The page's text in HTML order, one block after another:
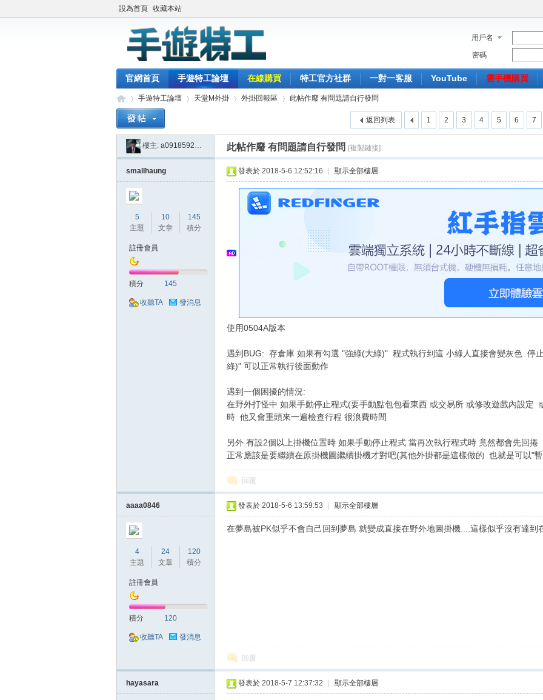
設為首頁 收藏本站
用戶名
密碼
官網首頁 手遊特工論壇 在線購買 特工官方社群 一對一客服 YouTube
雲手機購買
遊
»
手遊特工論壇
›
天堂M外掛
›
外掛回報區
›
此帖作廢 有問題請自行發問
1 2 3 4 5 6 7
返回列表
樓主: a0918592302 此帖作廢 有問題請自行發問 [複製鏈接]
smallhaung
5
主題
10
文章
145
積分
註冊會員
積分 145
收聽TA 發消息
發表於 2018-5-6 12:52:16 顯示全部樓層
使用0504A版本
遇到BUG: 存倉庫 如果有勾選 "強綠(大綠)" 程式執行到這 小綠人直接會變灰色 停
綠)" 可以正常執行後面動作
遇到一個困擾的情況:
在野外打怪中 如果手動停止程式(要手動點包包看東西 或交易所 或修改遊戲內設定
時 他又會重頭來一遍檢查行程 很浪費時間
另外 有設2個以上掛機位置時 如果手動停止程式 當再次執行程式時 竟然都會先回
正常應該是要繼續在原掛機圖繼續掛機才對吧(其他外掛都是這樣做的 也就是可以"
回覆
aaaa0846
4
主題
24
文章
120
積分
註冊會員
積分 120
收聽TA 發消息
發表於 2018-5-6 13:59:53 顯示全部樓層
在夢島被PK似乎不會自己回到夢島 就變成直接在野外地圖掛機....這樣似乎沒有達到
回覆
hayasara 發表於 2018-5-7 12:37:32 顯示全部樓層